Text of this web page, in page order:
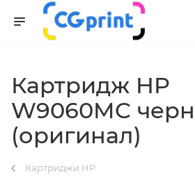
Картридж HP
W9060MC
(оригинал)
Картриджи HP